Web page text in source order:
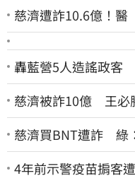
慈濟遭詐10.6億！醫
轟藍營5人造謠政客
慈濟被詐10億 王必
慈濟買BNT遭詐 綠
4年前示警疫苗掮客